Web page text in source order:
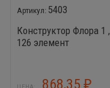
5403
Конструктор Флора 1 ,
126 элемент
868,35 ₽